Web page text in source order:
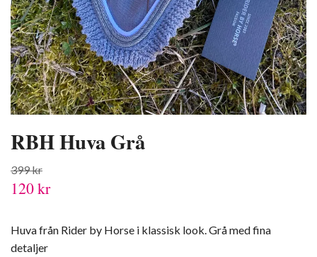
RBH Huva Grå
399 kr
120 kr
Huva från Rider by Horse i klassisk look. Grå med fina
detaljer